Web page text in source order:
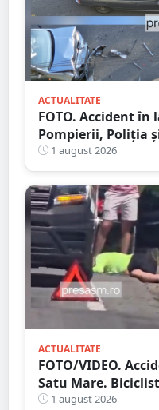
ACTUALITATE
FOTO. Accident
Pompierii, Poliția
locului
1 august 2026
ACTUALITATE
FOTO/VIDEO.
Satu Mare.
de Ambulanță
1 august 2026